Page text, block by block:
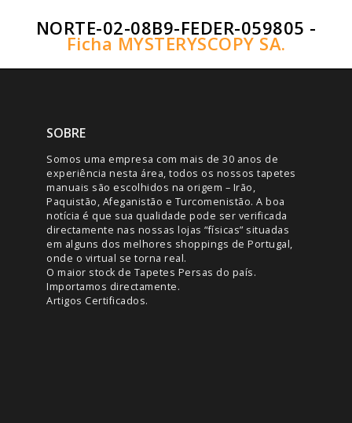
NORTE-02-08B9-FEDER-059805 -
Ficha MYSTERYSCOPY SA.
SOBRE
Somos uma empresa com mais de 30 anos de
experiência nesta área, todos os nossos tapetes
manuais são escolhidos na origem – Irão,
Paquistão, Afeganistão e Turcomenistão. A boa
notícia é que sua qualidade pode ser verificada
directamente nas nossas lojas “físicas” situadas
em alguns dos melhores shoppings de Portugal,
onde o virtual se torna real.
O maior stock de Tapetes Persas do país.
Importamos directamente.
Artigos Certificados.